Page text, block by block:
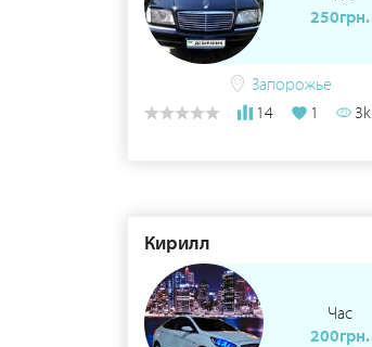
250грн.
Запорожье
14
1 3k
Кирилл
Час
200грн.